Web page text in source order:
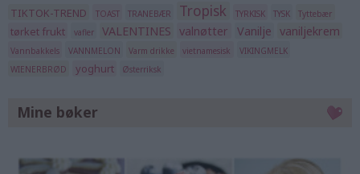
TIKTOK-TREND TOAST TRANEBÆR Tropisk TYRKISK TYSK Tyttebær
tørket frukt vafler VALENTINES valnøtter Vanilje vaniljekrem
Vannbakkels VANNMELON Varm drikke vietnamesisk
VIKINGMELK
WIENERBRØD
yoghurt Østerriksk
Mine bøker